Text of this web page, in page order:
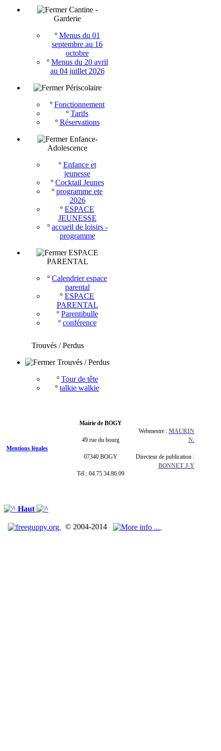
Cantine -
Garderie
º Menus du 01
septembre au 16
octobre
º Menus du 20 avril
au 04 juillet 2026
Périscolaire
º Fonctionnement
º Tarifs
º Réservations
Enfance-
Adolescence
º Enfance et
jeunesse
º Cocktail Jeunes
º programme ete
2026
º ESPACE
JEUNESSE
º accueil de loisirs -
programme
ESPACE
PARENTAL
º Calendrier espace
parental
º ESPACE
PARENTAL
º Parentibulle
º conférence
Trouvés / Perdus
Trouvés / Perdus
º Tour de tête
º talkie walkie
Mentions légales
Mairie de BOGY
49 rue du bourg
07340 BOGY
Tél : 04.75.34.86.09
Webmestre : MAURIN
N.
Directeur de publication :
BONNET J-Y
Haut
© 2004-2014